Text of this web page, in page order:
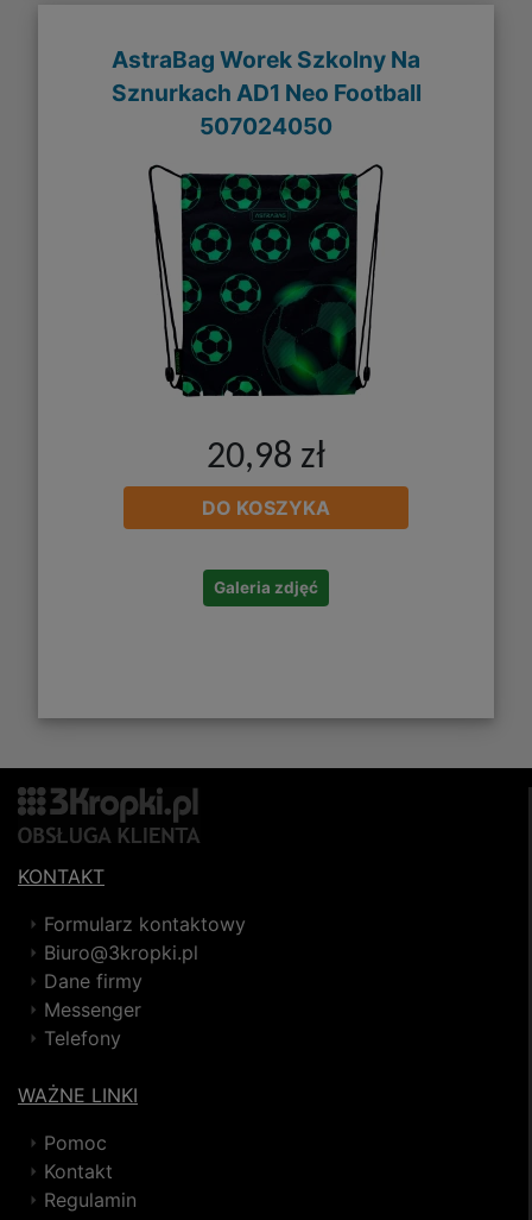
AstraBag Worek Szkolny Na
Sznurkach AD1 Neo Football
507024050
20,98 zł
DO KOSZYKA
Galeria zdjęć
KONTAKT
Formularz kontaktowy
Biuro@3kropki.pl
Dane firmy
Messenger
Telefony
WAŻNE LINKI
Pomoc
Kontakt
Regulamin